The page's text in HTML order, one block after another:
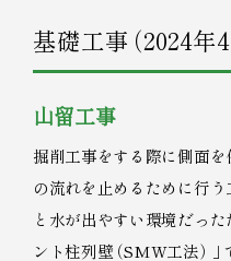
基礎工事（2024年
山留工事
掘削工事をする際に側面を
の流れを止めるために行
と水が出やすい環境だった
ント柱列壁（SMW工法） 」